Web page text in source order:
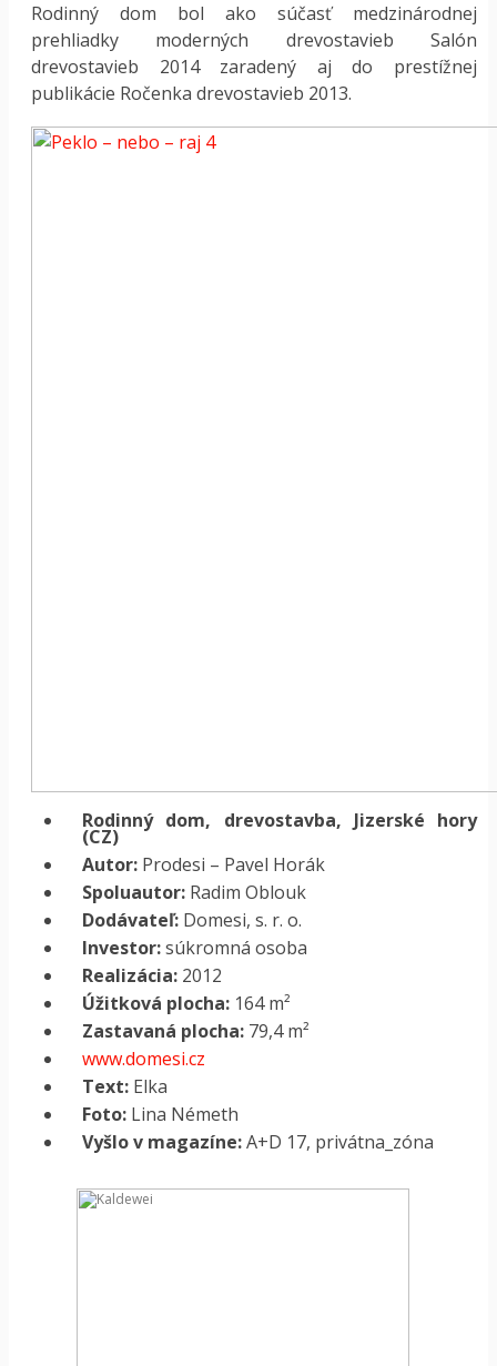
Rodinný dom bol ako súčasť medzinárodnej
prehliadky moderných drevostavieb Salón
drevostavieb 2014 zaradený aj do prestížnej
publikácie Ročenka drevostavieb 2013.
Rodinný dom, drevostavba, Jizerské hory
(CZ)
Autor: Prodesi – Pavel Horák
Spoluautor: Radim Oblouk
Dodávateľ: Domesi, s. r. o.
Investor:súkromná osoba
Realizácia: 2012
Úžitková plocha: 164 m²
Zastavaná plocha: 79,4 m²
www.domesi.cz
Text: Elka
Foto: Lina Németh
Vyšlo v magazíne:A+D 17, privátna_zóna